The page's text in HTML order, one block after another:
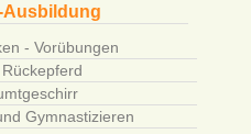
Ausbildung
- Vorübungen
Gymnastizieren